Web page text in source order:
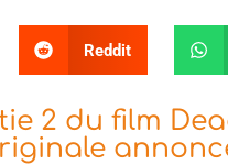
Reddit
2 du film